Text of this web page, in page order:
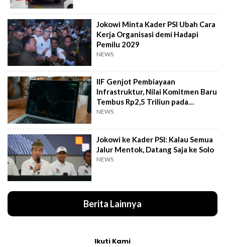
Jokowi Minta Kader PSI Ubah Cara
Kerja Organisasi demi Hadapi
Pemilu 2029
NEWS
IIF Genjot Pembiayaan
Infrastruktur, Nilai Komitmen Baru
Tembus Rp2,5 Triliun pada
Semester I 2026
NEWS
Jokowi ke Kader PSI: Kalau Semua
Jalur Mentok, Datang Saja ke Solo
NEWS
Berita Lainnya
Ikuti Kami